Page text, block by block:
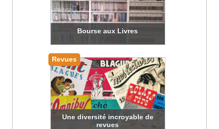
Bourse aux Livres
Revues
Une diversité incroyable de
revues